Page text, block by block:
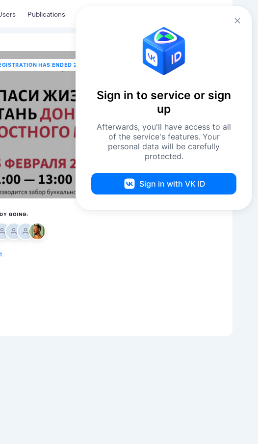
Publications
HAS ENDED 25 FEBRUARY В 11:00
GOING:
Sign in to service or sign
up
Afterwards, you'll have access to all
of the service's features. Your
personal data will be carefully
protected.
Sign in with VK ID